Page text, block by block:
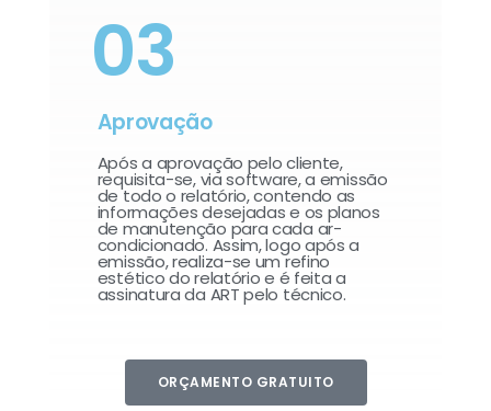
03
Aprovação
Após a aprovação pelo cliente,
requisita-se, via software, a emissão
de todo o relatório, contendo as
informações desejadas e os planos
de manutenção para cada ar-
condicionado. Assim, logo após a
emissão, realiza-se um refino
estético do relatório e é feita a
assinatura da ART pelo técnico.
ORÇAMENTO GRATUITO